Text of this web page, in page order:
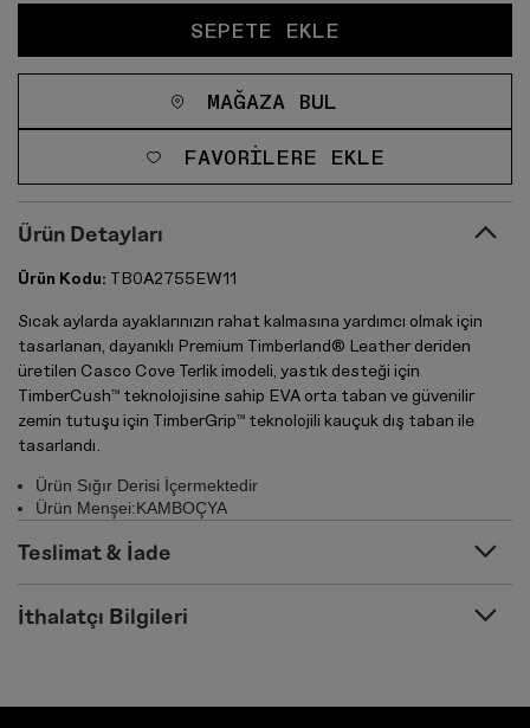
SEPETE EKLE
MAĞAZA BUL
FAVORILERE EKLE
Ürün Detayları
Ürün Kodu: TB0A2755EW11
Sıcak aylarda ayaklarınızın rahat kalmasına yardımcı olmak için
tasarlanan, dayanıklı Premium Timberland® Leather deriden
üretilen Casco Cove Terlik imodeli, yastık desteği için
TimberCush™ teknolojisine sahip EVA orta taban ve güvenilir
zemin tutuşu için TimberGrip™ teknolojili kauçuk dış taban ile
tasarlandı.
Ürün Sığır Derisi İçermektedir
Ürün Menşei:KAMBOÇYA
Teslimat & İade
İthalatçı Bilgileri